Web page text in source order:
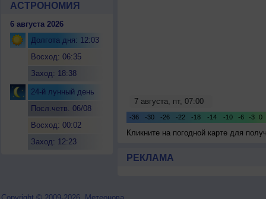
АСТРОНОМИЯ
6 августа 2026
Долгота дня: 12:03
Восход: 06:35
Заход: 18:38
24-й лунный день
Посл.четв. 06/08
Восход: 00:02
Заход: 12:23
Кликните на погодной карте для
РЕКЛАМА